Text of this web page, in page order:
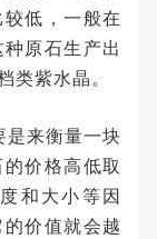
低，一般在
原石生产出
类紫水晶。
是来衡量一块
价格高低取
和大小等因
价值就会越